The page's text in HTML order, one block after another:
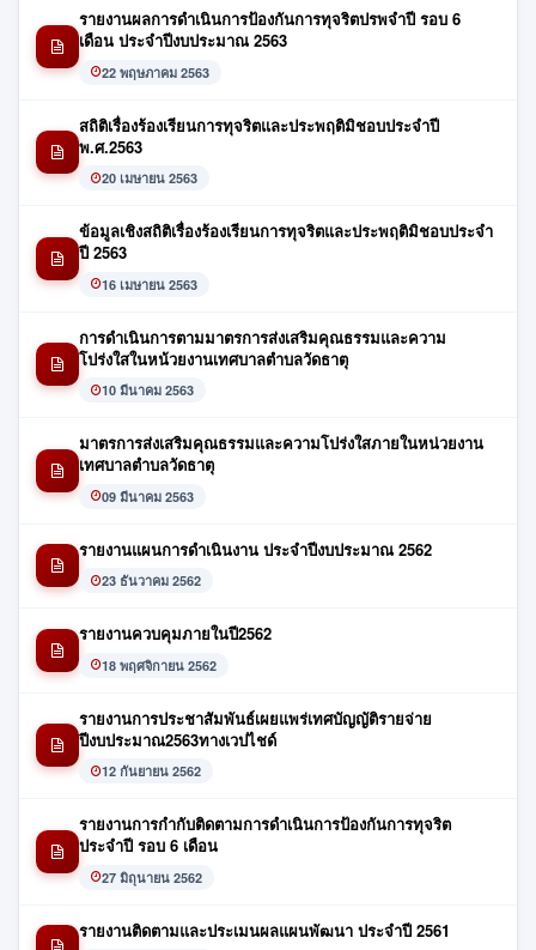
รายงานผลการดำเนินการป้องกันการทุจริตปรพจำปี รอบ 6
เดือน ประจำปีงบประมาณ 2563
22 พฤษภาคม 2563
สถิติเรื่องร้องเรียนการทุจริตและประพฤติมิชอบประจำปี
พ.ศ.2563
20 เมษายน 2563
ข้อมูลเชิงสถิติเรื่องร้องเรียนการทุจริตและประพฤติมิชอบประจำ
ปี 2563
16 เมษายน 2563
การดำเนินการตามมาตรการส่งเสริมคุณธรรมและความ
โปร่งใสในหน้วยงานเทศบาลตำบลวัดธาตุ
10 มีนาคม 2563
มาตรการส่งเสริมคุณธรรมและความโปร่งใสภายในหน่วยงาน
เทศบาลตำบลวัดธาตุ
09 มีนาคม 2563
รายงานแผนการดำเนินงาน ประจำปีงบประมาณ 2562
23 ธันวาคม 2562
รายงานควบคุมภายในปี2562
18 พฤศจิกายน 2562
รายงานการประชาสัมพันธ์เผยแพร่เทศบัญญัติรายจ่าย
ปีงบประมาณ2563ทางเวปไชด์
12 กันยายน 2562
รายงานการกำกับติดตามการดำเนินการป้องกันการทุจริต
ประจำปี รอบ 6 เดือน
27 มิถุนายน 2562
รายงานติดตามและประเมนผลแผนพัฒนา ประจำปี 2561